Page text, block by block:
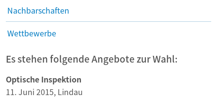
Nachbarschaften
Wettbewerbe
Es stehen folgende Angebote zur Wahl:
Optische Inspektion
11. Juni 2015, Lindau